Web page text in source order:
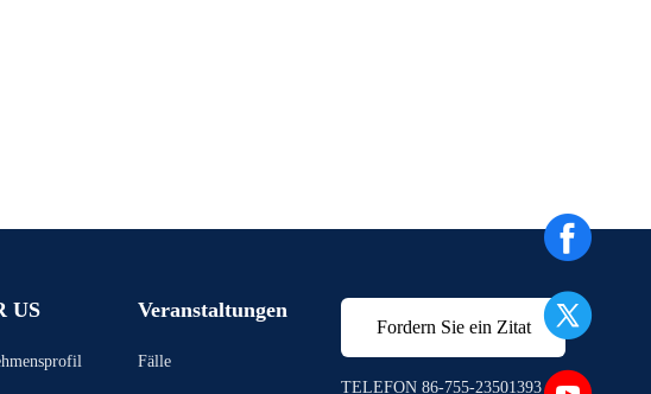
US Veranstaltungen
Fälle
Fordern Sie ein Zitat
TELEFON 86-755-23501393